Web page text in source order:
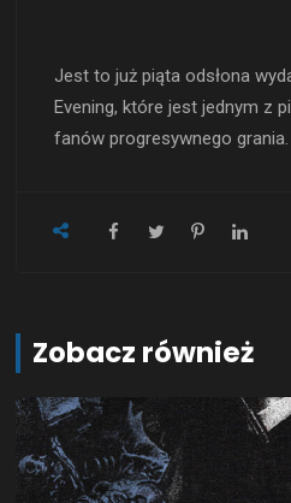
Jest to już piąta odsłona
Evening, które jest jednym z
fanów progresywnego grania.
Zobacz również